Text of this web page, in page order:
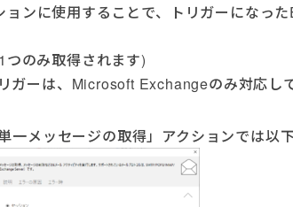
ョンに使用することで、トリガーになっ
つのみ取得されます)
ガーは、Microsoft Exchangeのみ対応して
一メッセージの取得」アクションでは以